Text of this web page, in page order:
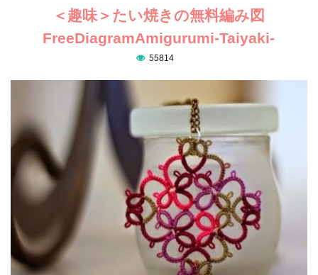
＜趣味＞たい焼きの無料編み図
FreeDiagramAmigurumi-Taiyaki-
55814